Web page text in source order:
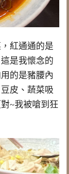
紅通通的是
是我懷念的
的是豬腰內
皮、蔬菜吸
~我被嗆到狂